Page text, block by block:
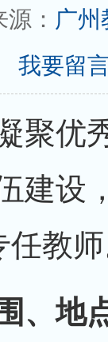
： 广
我要留
聚优
建设
任教
、地